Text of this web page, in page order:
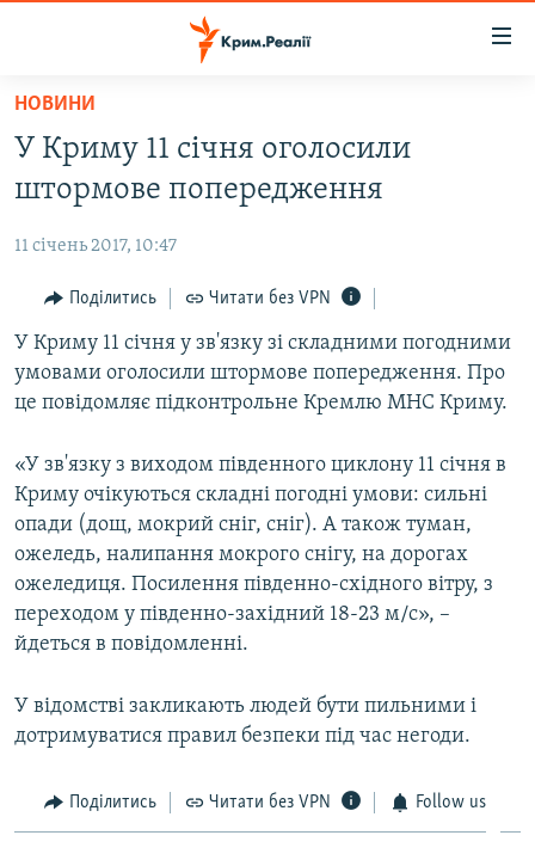
Перейти
основного
матеріалу
Перейти
до
навігації
Перейти
до
пошуку
ВОДА.КРИМ
ВІДЕО ТА ФОТО
ПОЛІТИКА
БЛОГИ
ПОГЛЯД
ІНТЕРВ'Ю
СПЕЦПРОЕКТИ
ДЕПОРТАЦІЯ
ВІДЕОУРОКИ «ELIFBE»
УКРАЇНСЬКА ПРОБЛЕМА КРИМУ
ЯК ОБІЙТИ БЛОКУВАННЯ
Русский
Qırımtatar
Усі сайти RFE/RL
НОВИНИ
У Криму 11 січня оголосили
штормове попередження
11 січень 2017, 10:47
Поділитись Читати без VPN
У Криму 11 січня у зв'язку зі складними погодними
умовами оголосили штормове попередження. Про
це повідомляє підконтрольне Кремлю МНС Криму.
«У зв'язку з виходом південного циклону 11 січня в
Криму очікуються складні погодні умови: сильні
опади (дощ, мокрий сніг, сніг). А також туман,
ожеледь, налипання мокрого снігу, на дорогах
ожеледиця. Посилення південно-східного вітру, з
переходом у південно-західний 18-23 м/с», –
йдеться в повідомленні.
У відомстві закликають людей бути пильними і
дотримуватися правил безпеки під час негоди.
Поділитись Читати без VPN Follow us